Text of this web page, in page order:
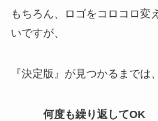
もちろん、ロゴをコロコロ変
いですが、
『決定版』が見つかるまでは、
何度も繰り返してOK